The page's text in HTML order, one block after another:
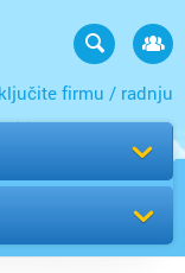
firmu / radnju